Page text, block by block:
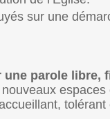
sur une
une parole libre,